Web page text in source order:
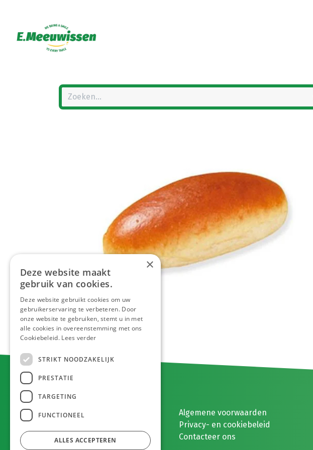
E. MEEUWISSEN BV
Gaston Eyskenslaan 2
3900 Pelt, België
Algemene voorwaarden
Privacy- en cookiebeleid
Contacteer ons
×
Deze website maakt
gebruik van cookies.
Deze website gebruikt cookies om uw
gebruikerservaring te verbeteren. Door
onze website te gebruiken, stemt u in met
alle cookies in overeenstemming met ons
Cookiebeleid. Lees verder
STRIKT NOODZAKELIJK
PRESTATIE
TARGETING
FUNCTIONEEL
ALLES ACCEPTEREN